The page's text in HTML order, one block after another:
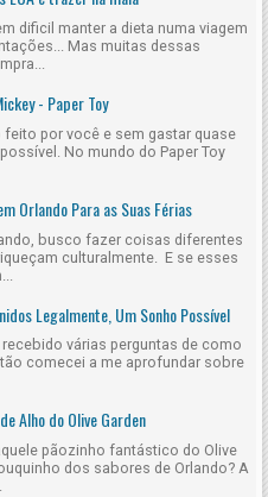
dificil manter a dieta numa viagem
Mas muitas dessas
- Paper Toy
por você e sem gastar quase
No mundo do Paper Toy
Orlando Para as Suas Férias
busco fazer coisas diferentes
culturalmente. E se esses
Legalmente, Um Sonho Possível
várias perguntas de como
comecei a me aprofundar sobre
Alho do Olive Garden
pãozinho fantástico do Olive
dos sabores de Orlando? A